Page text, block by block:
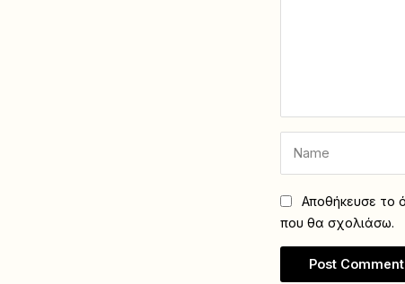
Αποθήκευσε το
που θα σχολιάσω.